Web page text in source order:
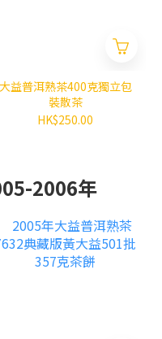
大益普洱熟茶400克獨立包
裝散茶
HK$250.00
2006年